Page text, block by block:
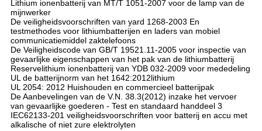
Lithium ionenbatterij van MT/T 1051-2007 voor de lamp van de
mijnwerker
De veiligheidsvoorschriften van yard 1268-2003 En
testmethodes voor lithiumbatterijen en laders van mobiel
communicatiemiddel zaktelefoons
De Veiligheidscode van GB/T 19521.11-2005 voor inspectie van
gevaarlijke eigenschappen van het pak van de lithiumbatterij
Reservelithium ionenbatterij van YDB 032-2009 voor mededeling
UL de batterijnorm van het 1642:2012lithium
UL 2054: 2012 Huishouden en commercieel batterijpak
De Aanbevelingen van de V.N. 38.3(2012) inzake het vervoer
van gevaarlijke goederen - Test en standaard handdeel 3
IEC62133-201 veiligheidsvoorschriften voor batterij en accu met
alkalische of niet zure elektrolyten